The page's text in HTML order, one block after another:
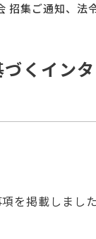
招集ご通知、法
くイン
を掲載しました